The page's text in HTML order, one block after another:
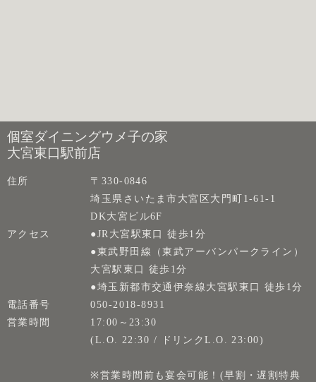
個室ダイニングウメ子の家
大宮東口駅前店
住所
〒330-0846
埼玉県さいたま市大宮区大門町1-61-1
DK大宮ビル6F
アクセス
●JR大宮駅東口 徒歩1分
●東武野田線（東武アーバンパークライン）
大宮駅東口 徒歩1分
●埼玉新都市交通伊奈線大宮駅東口 徒歩1分
電話番号
050-2018-8931
営業時間
17:00～23:30
(L.O. 22:30 / ドリンクL.O. 23:00)
※営業時間前も宴会可能！(早割・遅割特典